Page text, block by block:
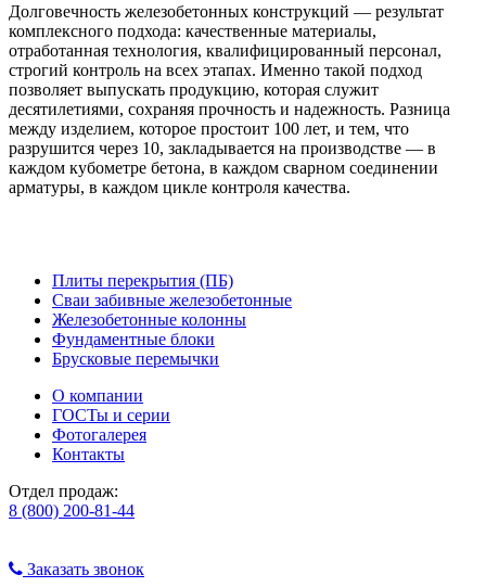
Долговечность железобетонных конструкций — результат
комплексного подхода: качественные материалы,
отработанная технология, квалифицированный персонал,
строгий контроль на всех этапах. Именно такой подход
позволяет выпускать продукцию, которая служит
десятилетиями, сохраняя прочность и надежность. Разница
между изделием, которое простоит 100 лет, и тем, что
разрушится через 10, закладывается на производстве — в
каждом кубометре бетона, в каждом сварном соединении
арматуры, в каждом цикле контроля качества.
Плиты перекрытия (ПБ)
Сваи забивные железобетонные
Железобетонные колонны
Фундаментные блоки
Брусковые перемычки
О компании
ГОСТы и серии
Фотогалерея
Контакты
Отдел продаж:
8 (800) 200-81-44
Заказать звонок